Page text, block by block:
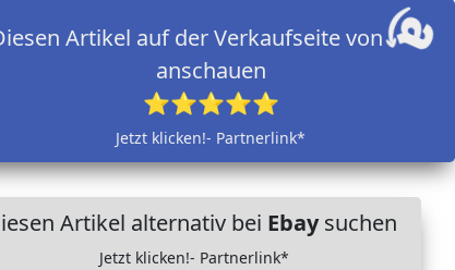
Artikel auf der Verkaufseite von
anschauen
⭐⭐⭐⭐⭐
Jetzt klicken!- Partnerlink*
Artikel alternativ bei Ebaysuchen
Jetzt klicken!- Partnerlink*